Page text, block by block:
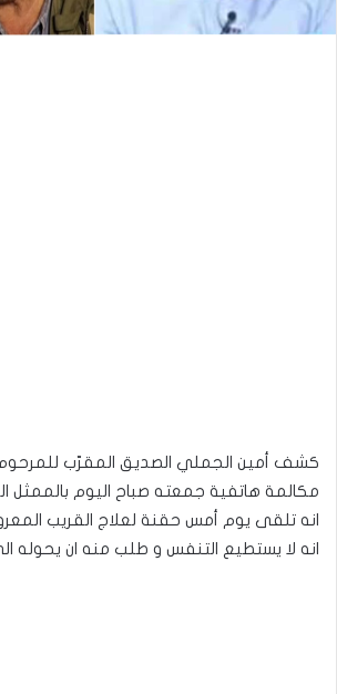
كشف أمين الجملي الصديق المقرّب للمرحوم
مكالمة هاتفية جمعته صباح اليوم بالممثل
انه تلقى يوم أمس حقنة لعلاج القريب
انه لا يستطيع التنفس و طلب منه ان يحوله